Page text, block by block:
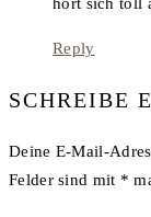
Reply
SCHREIBE
Deine E-Mail-
Felder sind mit *